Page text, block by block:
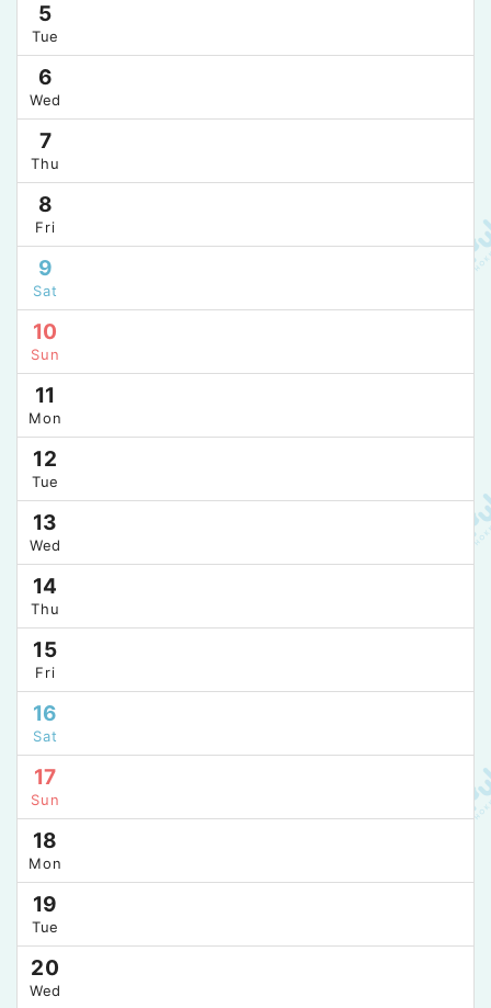
5
Tue
6
Wed
7
Thu
8
Fri
9
Sat
10
Sun
11
Mon
12
Tue
13
Wed
14
Thu
15
Fri
16
Sat
17
Sun
18
Mon
19
Tue
20
Wed